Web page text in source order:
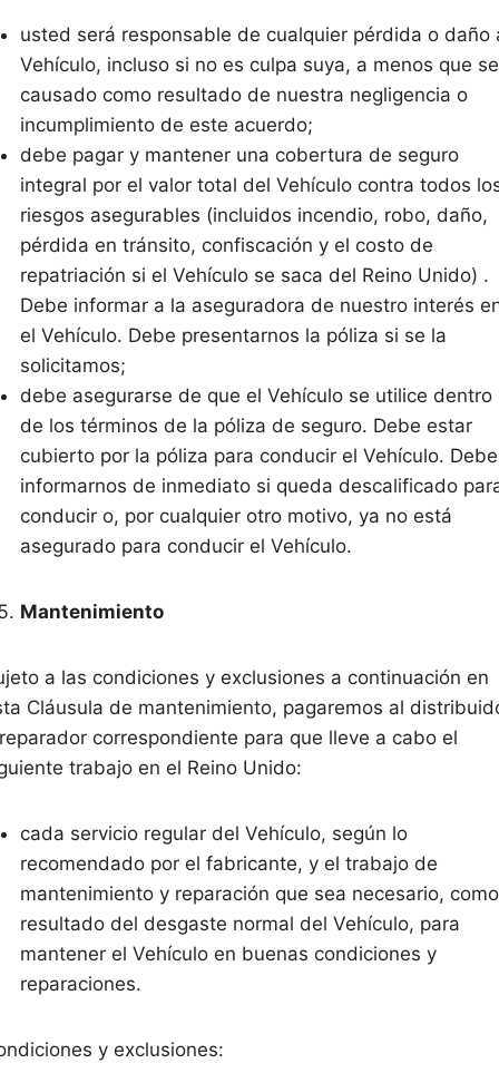
usted será responsable de cualquier pérdida o daño
Vehículo, incluso si no es culpa suya, a menos que
causado como resultado de nuestra negligencia o
incumplimiento de este acuerdo;
debe pagar y mantener una cobertura de seguro
integral por el valor total del Vehículo contra todos
riesgos asegurables (incluidos incendio, robo, daño,
pérdida en tránsito, confiscación y el costo de
repatriación si el Vehículo se saca del Reino Unido) .
Debe informar a la aseguradora de nuestro interés
el Vehículo. Debe presentarnos la póliza si se la
solicitamos;
debe asegurarse de que el Vehículo se utilice dentro
de los términos de la póliza de seguro. Debe estar
cubierto por la póliza para conducir el Vehículo. Debe
informarnos de inmediato si queda descalificado
conducir o, por cualquier otro motivo, ya no está
asegurado para conducir el Vehículo.
Mantenimiento
a las condiciones y exclusiones a continuación en
Cláusula de mantenimiento, pagaremos al
correspondiente para que lleve a cabo el
trabajo en el Reino Unido:
cada servicio regular del Vehículo, según lo
recomendado por el fabricante, y el trabajo de
mantenimiento y reparación que sea necesario, como
resultado del desgaste normal del Vehículo, para
mantener el Vehículo en buenas condiciones y
reparaciones.
y exclusiones: